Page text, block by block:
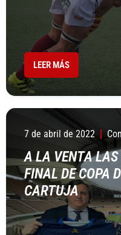
LEER MÁS
7 de abril de 2022
A LA VENTA
FINAL DE COPA
CARTUJA